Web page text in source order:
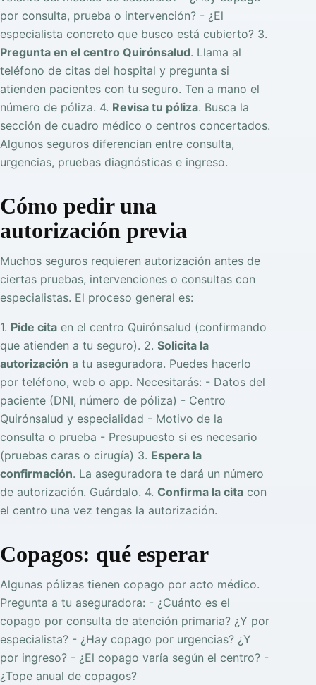
por consulta, prueba o intervención? - ¿El
especialista concreto que busco está cubierto? 3.
Pregunta en el centro Quirónsalud. Llama al
teléfono de citas del hospital y pregunta si
atienden pacientes con tu seguro. Ten a mano el
número de póliza. 4. Revisa tu póliza. Busca la
sección de cuadro médico o centros concertados.
Algunos seguros diferencian entre consulta,
urgencias, pruebas diagnósticas e ingreso.
Cómo pedir una
autorización previa
Muchos seguros requieren autorización antes de
ciertas pruebas, intervenciones o consultas con
especialistas. El proceso general es:
1. Pide cita en el centro Quirónsalud (confirmando
que atienden a tu seguro). 2. Solicita la
autorización a tu aseguradora. Puedes hacerlo
por teléfono, web o app. Necesitarás: - Datos del
paciente (DNI, número de póliza) - Centro
Quirónsalud y especialidad - Motivo de la
consulta o prueba - Presupuesto si es necesario
(pruebas caras o cirugía) 3. Espera la
confirmación. La aseguradora te dará un número
de autorización. Guárdalo. 4. Confirma la cita con
el centro una vez tengas la autorización.
Copagos: qué esperar
Algunas pólizas tienen copago por acto médico.
Pregunta a tu aseguradora: - ¿Cuánto es el
copago por consulta de atención primaria? ¿Y por
especialista? - ¿Hay copago por urgencias? ¿Y
por ingreso? - ¿El copago varía según el centro? -
¿Tope anual de copagos?